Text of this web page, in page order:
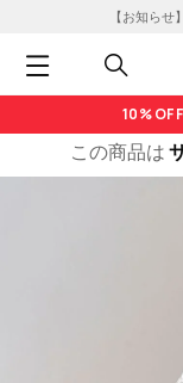
【お知ら
10% OFF
この商品は